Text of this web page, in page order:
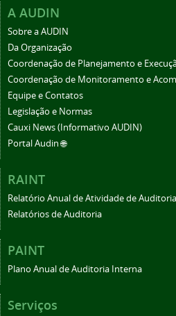
A AUDIN
Sobre a AUDIN
Da Organização
Coordenação de Planejamento e
Coordenação de Monitoramento e
Equipe e Contatos
Legislação e Normas
Cauxi News (Informativo AUDIN)
Portal Audin 🌐
RAINT
Relatório Anual de Atividade de
Relatórios de Auditoria
PAINT
Plano Anual de Auditoria Interna
Serviços